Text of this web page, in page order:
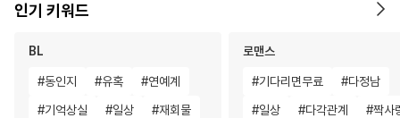
인기 키워드
BL
#동인지 #유혹 #연예계
#기억상실 #일상 #재회물
로맨스
#기다리면무료 #다정남
#일상 #다각관계 #짝사